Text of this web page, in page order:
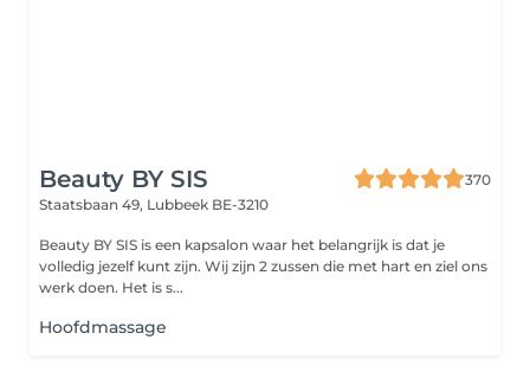
Beauty BY SIS
370
Staatsbaan 49, Lubbeek BE-3210
Beauty BY SIS is een kapsalon waar het belangrijk is dat je
volledig jezelf kunt zijn. Wij zijn 2 zussen die met hart en ziel ons
werk doen. Het is s...
Hoofdmassage